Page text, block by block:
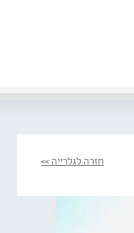
חזרה לגלרייה >>